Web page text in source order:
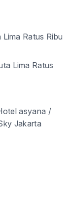
Ratus Ribu
Lima Ratus
asyana /
Jakarta